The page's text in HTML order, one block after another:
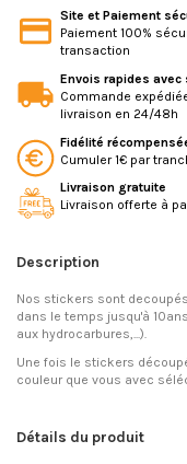
Site et Paiement
Paiement 100%
transaction
Envois rapides avec
Commande
livraison en 24/48h
Fidélité
Cumuler 1€ par
Livraison gratuite
Livraison offerte à
Description
Nos stickers sont
dans le temps jusqu'à
aux hydrocarbures,...).
Une fois le stickers
couleur que vous avec
Détails du produit